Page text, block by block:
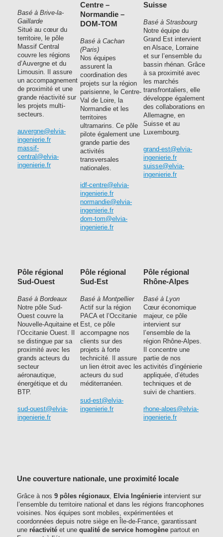
Basé à Brive-la-
Gaillarde
Situé au cœur du
territoire, le pôle
Massif Central
couvre les régions
d’Auvergne et du
Limousin. Il assure
un accompagnement
de proximité et une
grande réactivité sur
les projets multi-
secteurs.
auvergne@elvia-
ingenierie.fr
massif-
central@elvia-
ingenierie.fr
Centre –
Normandie –
DOM-TOM
Basé à Cachan
(Paris)
Nos équipes
assurent la
coordination des
projets sur la région
parisienne, le Centre-
Val de Loire, la
Normandie et les
territoires
ultramarins. Ce pôle
pilote également une
grande partie des
activités
transversales
nationales.
idf-centre@elvia-
ingenierie.fr
normandie@elvia-
ingenierie.fr
dom-tom@elvia-
ingenierie.fr
Suisse
Basé à Strasbourg
Notre équipe du
Grand Est intervient
en Alsace, Lorraine
et sur l’ensemble du
bassin rhénan. Grâce
à sa proximité avec
les marchés
transfrontaliers, elle
développe également
des collaborations en
Allemagne, en
Suisse et au
Luxembourg.
grand-est@elvia-
ingenierie.fr
suisse@elvia-
ingenierie.fr
Pôle régional
Sud-Ouest
Basé à Bordeaux
Notre pôle Sud-
Ouest couvre la
Nouvelle-Aquitaine et
l’Occitanie Ouest. Il
se distingue par sa
proximité avec les
grands acteurs du
secteur
aéronautique,
énergétique et du
BTP.
sud-ouest@elvia-
ingenierie.fr
Pôle régional
Sud-Est
Basé à Montpellier
Actif sur la région
PACA et l’Occitanie
Est, ce pôle
accompagne nos
clients sur des
projets à forte
technicité. Il assure
un lien étroit avec les
acteurs du sud
méditerranéen.
sud-est@elvia-
ingenierie.fr
Pôle régional
Rhône-Alpes
Basé à Lyon
Cœur économique
majeur, ce pôle
intervient sur
l’ensemble de la
région Rhône-Alpes.
Il concentre une
partie de nos
activités d’ingénierie
appliquée, d’études
techniques et de
suivi de chantiers.
rhone-alpes@elvia-
ingenierie.fr
Une couverture nationale, une proximité locale
Grâce à nos 9 pôles régionaux, Elvia Ingénierie intervient sur
l’ensemble du territoire national et dans les régions francophones
voisines. Nos équipes sont mobiles, expérimentées et
coordonnées depuis notre siège en Île-de-France, garantissant
une réactivité et une qualité de service homogène partout en